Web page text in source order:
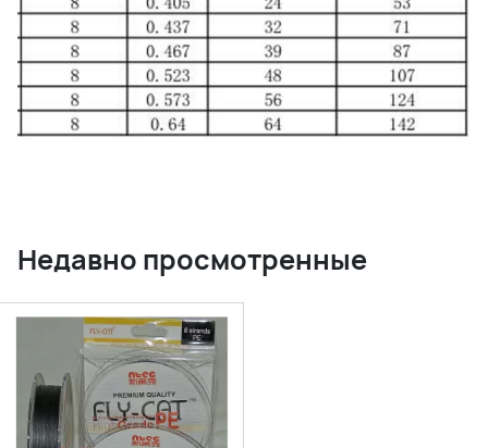
Недавно просмотренные